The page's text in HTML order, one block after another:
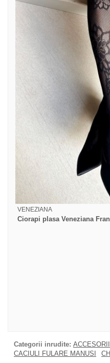
VENEZIANA
Ciorapi plasa Veneziana
Categorii inrudite: ACCESORII
CACIULI FULARE MANUSI